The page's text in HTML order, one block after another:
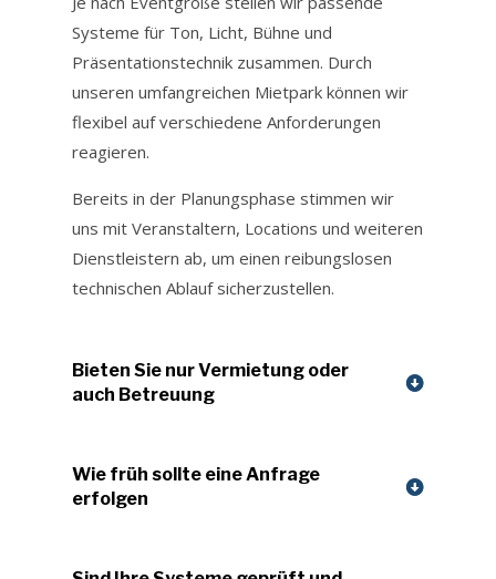
Systeme für Ton, Licht, Bühne und
Präsentationstechnik zusammen. Durch
unseren umfangreichen Mietpark können wir
flexibel auf verschiedene Anforderungen
reagieren.
Bereits in der Planungsphase stimmen wir
uns mit Veranstaltern, Locations und weiteren
Dienstleistern ab, um einen reibungslosen
technischen Ablauf sicherzustellen.
Bieten Sie nur Vermietung oder
auch Betreuung
Wie früh sollte eine Anfrage
erfolgen